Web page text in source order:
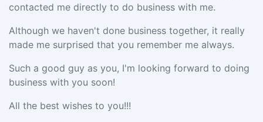
contacted me directly to do business with me.
Although we haven't done business together, it really
made me surprised that you remember me always.
Such a good guy as you, I'm looking forward to doing
business with you soon!
All the best wishes to you!!!